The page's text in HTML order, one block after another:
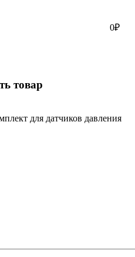
0₽
товар
для датчиков давления